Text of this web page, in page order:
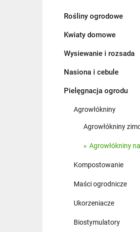
Rośliny ogrodowe
Kwiaty domowe
Wysiewanie i rozsada
Nasiona i cebule
Pielęgnacja ogrodu
Agrowłókniny
Agrowłókniny
Agrowłókniny
Kompostowanie
Maści ogrodnicze
Ukorzeniacze
Biostymulatory